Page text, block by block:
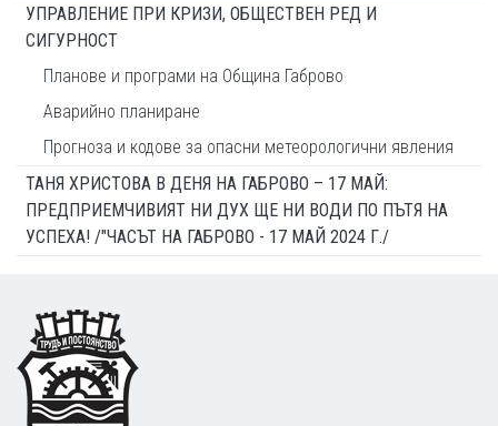
УПРАВЛЕНИЕ ПРИ КРИЗИ, ОБЩЕСТВЕН РЕД И
СИГУРНОСТ
Планове и програми на Община Габрово
Аварийно планиране
Прогноза и кодове за опасни метеорологични явления
ТАНЯ ХРИСТОВА В ДЕНЯ НА ГАБРОВО – 17 МАЙ:
ПРЕДПРИЕМЧИВИЯТ НИ ДУХ ЩЕ НИ ВОДИ ПО ПЪТЯ НА
УСПЕХА! /"ЧАСЪТ НА ГАБРОВО - 17 МАЙ 2024 Г./
Footer